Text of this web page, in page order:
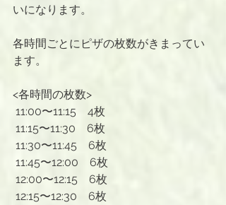
いになります。
各時間ごとにピザの枚数がきまってい
ます。
<各時間の枚数>
11:00〜11:15　4枚
11:15〜11:30　6枚
11:30〜11:45　6枚
11:45〜12:00　6枚
12:00〜12:15　6枚
12:15〜12:30　6枚